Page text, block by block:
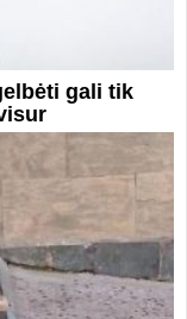
gali tik